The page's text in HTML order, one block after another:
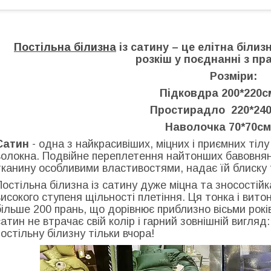
Постільна білизна із сатину – це елітна
розкіш у поєднанні з
Розміри:
Підковдра
Простирадло
Наволочка
- одна з найкрасивіших, міцних і приємних
Подвійне переплетення найтонших
особливими властивостями, надає їй
білизна із сатину дуже міцна та
ступеня щільності плетіння. Ця тонка і
200 прань, що дорівнює приблизно вісьми
не втрачає свій колір і гарний зовнішній
білизну тільки вчора!